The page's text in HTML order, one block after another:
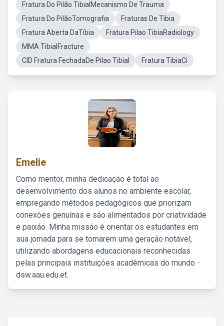
Fratura Do Pilão TibialMecanismo De Trauma
Fratura Do PilãoTomografia
Fraturas De Tibia
Fratura Aberta DaTíbia
Fratura Pilao TibiaRadiology
MMA TibialFracture
CID Fratura FechadaDe Pilao Tibial
Fratura TibiaCi
Emelie
Como mentor, minha dedicação é total ao
desenvolvimento dos alunos no ambiente escolar,
empregando métodos pedagógicos que priorizam
conexões genuínas e são alimentados por criatividade
e paixão. Minha missão é orientar os estudantes em
sua jornada para se tornarem uma geração notável,
utilizando abordagens educacionais reconhecidas
pelas principais instituições acadêmicas do mundo -
dsw.aau.edu.et.